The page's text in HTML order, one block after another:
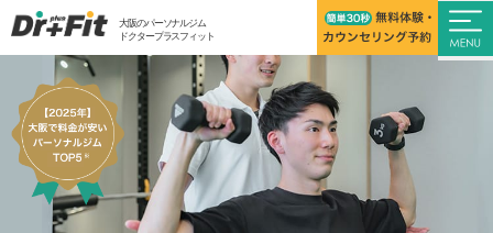
大阪のパーソナルジム
ドクタープラスフィット